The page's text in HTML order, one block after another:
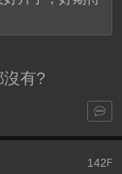
沒有?
142F